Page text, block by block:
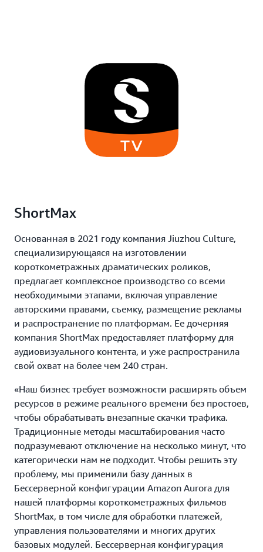
ShortMax
Основанная в 2021 году компания Jiuzhou Culture,
специализирующаяся на изготовлении
короткометражных драматических роликов,
предлагает комплексное производство со всеми
необходимыми этапами, включая управление
авторскими правами, съемку, размещение рекламы
и распространение по платформам. Ее дочерняя
компания ShortMax предоставляет платформу для
аудиовизуального контента, и уже распространила
свой охват на более чем 240 стран.
«Наш бизнес требует возможности расширять объем
ресурсов в режиме реального времени без простоев,
чтобы обрабатывать внезапные скачки трафика.
Традиционные методы масштабирования часто
подразумевают отключение на несколько минут, что
категорически нам не подходит. Чтобы решить эту
проблему, мы применили базу данных в
Бессерверной конфигурации Amazon Aurora для
нашей платформы короткометражных фильмов
ShortMax, в том числе для обработки платежей,
управления пользователями и многих других
базовых модулей. Бессерверная конфигурация